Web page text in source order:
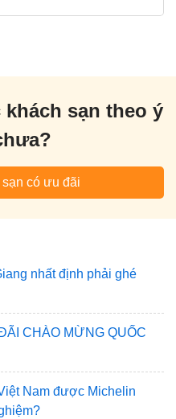
sạn theo ý
có ưu đãi
nhất định phải ghé
CHÀO MỪNG QUỐC
Nam được Michelin